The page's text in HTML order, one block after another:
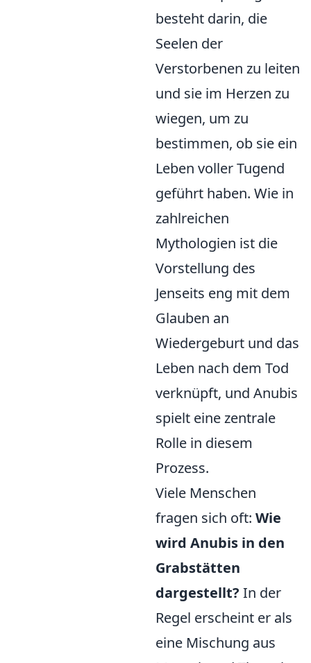
besteht darin, die
Seelen der
Verstorbenen zu leiten
und sie im Herzen zu
wiegen, um zu
bestimmen, ob sie ein
Leben voller Tugend
geführt haben. Wie in
zahlreichen
Mythologien ist die
Vorstellung des
Jenseits eng mit dem
Glauben an
Wiedergeburt und das
Leben nach dem Tod
verknüpft, und Anubis
spielt eine zentrale
Rolle in diesem
Prozess.
Viele Menschen
fragen sich oft: Wie
wird Anubis in den
Grabstätten
dargestellt? In der
Regel erscheint er als
eine Mischung aus